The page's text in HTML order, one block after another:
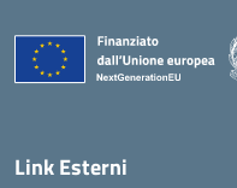
Link Esterni